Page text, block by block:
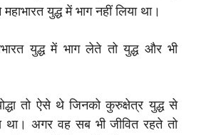
युद्ध में भाग नहीं लिया था।
युद्ध में भाग लेते तो युद्ध और भी
तो ऐसे थे जिनको कुरुक्षेत्र युद्ध से
था। अगर वह सब भी जीवित रहते तो